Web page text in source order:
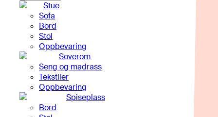
Stue
Sofa
Bord
Stol
Oppbevaring
Soverom
Seng og madrass
Tekstiler
Oppbevaring
Spiseplass
Bord